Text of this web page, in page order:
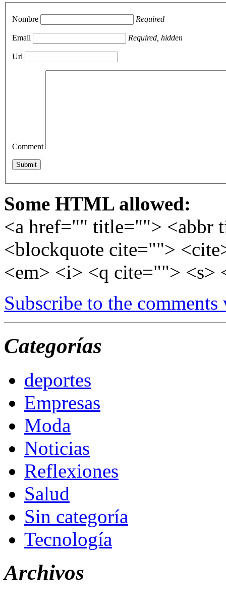
Nombre Required
Email Required, hidden
Url
Comment
Some HTML allowed:
<a href="" title=""> <abbr
<blockquote cite="">
<em> <i> <q cite=""> <s>
Subscribe to the comments
Categorías
deportes
Empresas
Moda
Noticias
Reflexiones
Salud
Sin categoría
Tecnología
Archivos